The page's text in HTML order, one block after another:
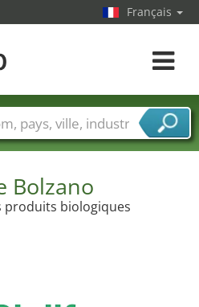
Bolzano
produits biologiques
Français
Toggle
Villes
Secteurs de foire